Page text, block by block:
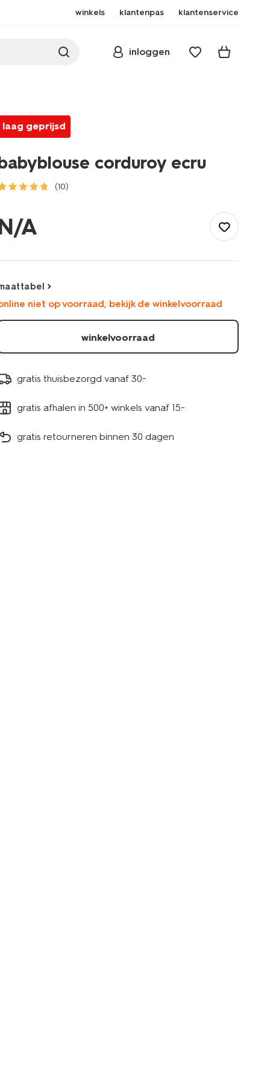
winkels klantenpas klantenservice
inloggen
laag geprijsd
corduroy ecru
(10)
shirt-
blouses/babyblouse-
A
niet op voorraad, bekijk de winkelvoorraad
winkelvoorraad
gratis thuisbezorgd vanaf 30.-
gratis afhalen in 500+ winkels vanaf 15.-
gratis retourneren binnen 30 dagen